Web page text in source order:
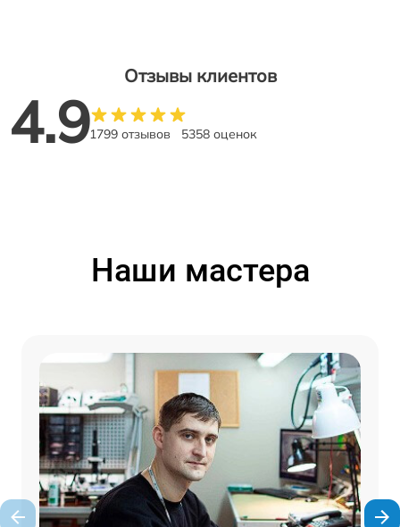
Отзывы клиентов
4.91799 отзывов 5358 оценок
Наши мастера